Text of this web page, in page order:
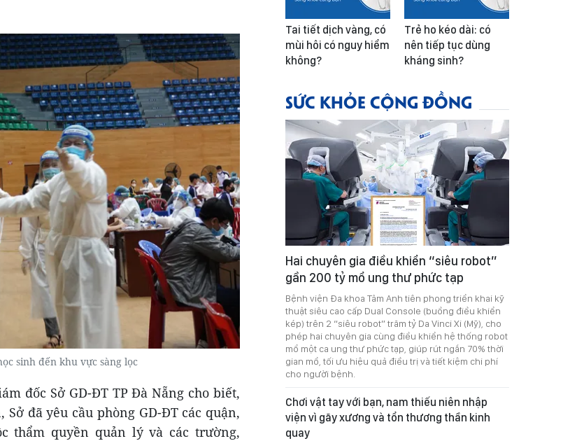
sinh đến khu vực sàng lọc
đốc Sở GD-ĐT TP Đà Nẵng cho biết,
đã yêu cầu phòng GD-ĐT các quận,
thẩm quyền quản lý và các trường,
Tai tiết dịch vàng, có
mùi hôi có nguy hiểm
không?
Trẻ ho kéo dài: có
nên tiếp tục dùng
kháng sinh?
SỨC KHỎE CỘNG ĐỒNG
Hai chuyên gia điều khiển “siêu robot”
gần 200 tỷ mổ ung thư phức tạp
Bệnh viện Đa khoa Tâm Anh tiên phong triển khai kỹ
thuật siêu cao cấp Dual Console (buồng điều khiển
kép) trên 2 “siêu robot” trăm tỷ Da Vinci Xi (Mỹ), cho
phép hai chuyên gia cùng điều khiển hệ thống robot
mổ một ca ung thư phức tạp, giúp rút ngắn 70% thời
gian mổ, tối ưu hiệu quả điều trị và tiết kiệm chi phí
cho người bệnh.
Chơi vật tay với bạn, nam thiếu niên nhập
viện vì gãy xương và tổn thương thần kinh
quay